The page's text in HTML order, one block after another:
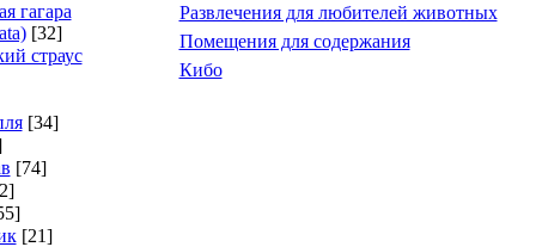
гагара
[32]
страус
[34]
[74]
[21]
Развлечения для любителей животных
Помещения для содержания
Кибо